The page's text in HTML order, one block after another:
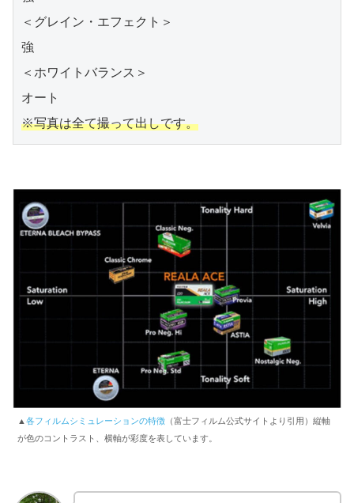
＜グレイン・エフェクト＞
強
＜ホワイトバランス＞
※写真は全て撮って出しです。
▲ 各フィルムシミュレーションの特徴 （富士フィルム公式サイトより引用）縦軸
が色のコントラスト、横軸が彩度を表しています。